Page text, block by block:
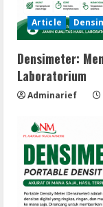
Article
Densimeter:
Laboratorium
Adminarief